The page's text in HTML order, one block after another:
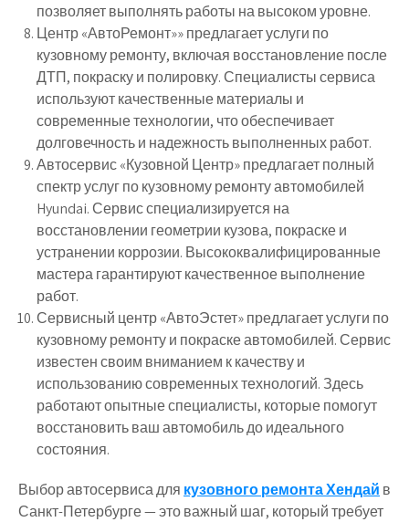
позволяет выполнять работы на высоком уровне.
Центр «АвтоРемонт»» предлагает услуги по
кузовному ремонту, включая восстановление после
ДТП, покраску и полировку. Специалисты сервиса
используют качественные материалы и
современные технологии, что обеспечивает
долговечность и надежность выполненных работ.
Автосервис «Кузовной Центр» предлагает полный
спектр услуг по кузовному ремонту автомобилей
Hyundai. Сервис специализируется на
восстановлении геометрии кузова, покраске и
устранении коррозии. Высококвалифицированные
мастера гарантируют качественное выполнение
работ.
Сервисный центр «АвтоЭстет» предлагает услуги по
кузовному ремонту и покраске автомобилей. Сервис
известен своим вниманием к качеству и
использованию современных технологий. Здесь
работают опытные специалисты, которые помогут
восстановить ваш автомобиль до идеального
состояния.
Выбор автосервиса для кузовного ремонта Хендай в
Санкт-Петербурге — это важный шаг, который требует